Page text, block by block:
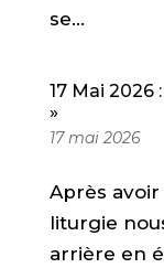
se...
17 Mai 2026
»
17 mai 2026
Après avoir
liturgie
arrière en